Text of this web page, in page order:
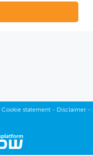
Cookie statement- Disclaimer-